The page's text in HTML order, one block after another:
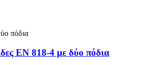
EN 818-4 με δύο πόδια